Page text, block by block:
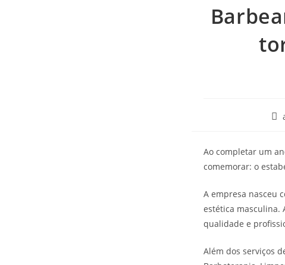
Ao completar um
comemorar: o
A empresa nasceu
estética masculina.
qualidade e
Além dos serviços